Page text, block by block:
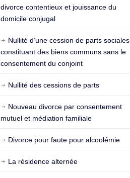
divorce contentieux et jouissance du
domicile conjugal
Nullité d’une cession de parts sociales
constituant des biens communs sans le
consentement du conjoint
Nullité des cessions de parts
Nouveau divorce par consentement
mutuel et médiation familiale
Divorce pour faute pour alcoolémie
La résidence alternée